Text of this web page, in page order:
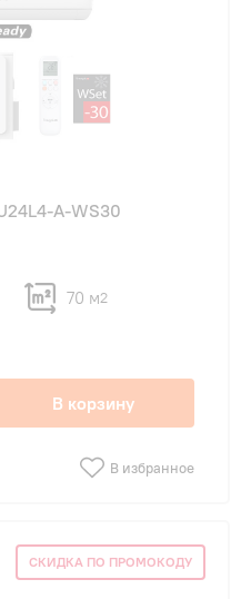
A-WS30
70 м2
В корзину
В избранное
СКИДКА ПО ПРОМОКОДУ